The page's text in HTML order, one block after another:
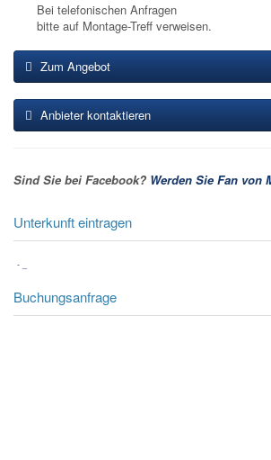
Bei telefonischen Anfragen
bitte auf Montage-Treff verweisen.
Zum Angebot
Anbieter kontaktieren
Sind Sie bei Facebook? Werden Sie Fan von
Unterkunft eintragen
-
Buchungsanfrage